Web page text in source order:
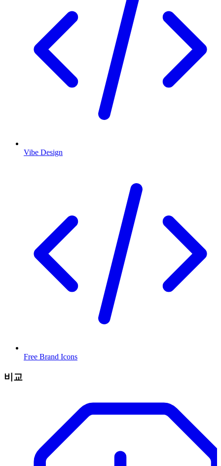
Vibe Design
Free Brand Icons
비교